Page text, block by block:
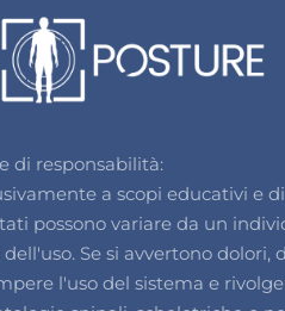
di responsabilità:
a scopi educativi e
possono variare da un
Se si avvertono
l'uso del sistema e